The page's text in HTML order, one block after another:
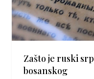
Zašto je ruski
bosanskog